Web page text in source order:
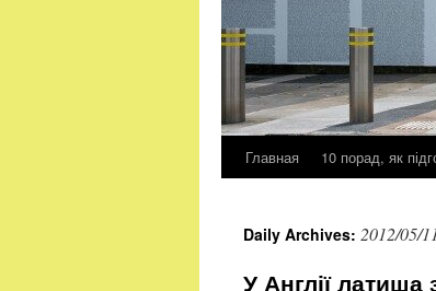
Skip
content
Главная 10 порад, як
Daily Archives: 2012/05/
У Англії